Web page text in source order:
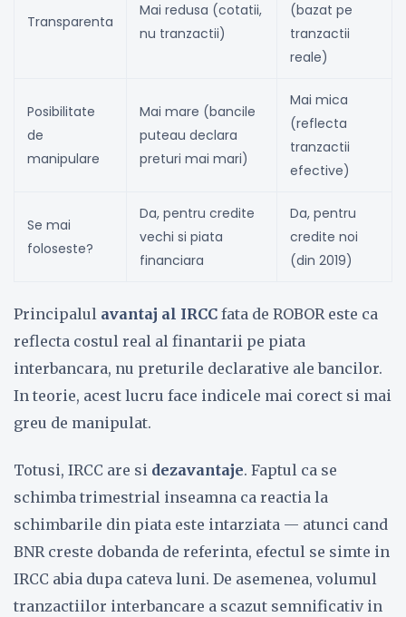
Transparenta
Mai redusa (cotatii,
nu tranzactii)
(bazat pe
tranzactii
reale)
Posibilitate
de
manipulare
Mai mare (bancile
puteau declara
preturi mai mari)
Mai mica
(reflecta
tranzactii
efective)
Se mai
foloseste?
Da, pentru credite
vechi si piata
financiara
Da, pentru
credite noi
(din 2019)
Principalul avantaj al IRCC fata de ROBOR este ca
reflecta costul real al finantarii pe piata
interbancara, nu preturile declarative ale bancilor.
In teorie, acest lucru face indicele mai corect si mai
greu de manipulat.
Totusi, IRCC are si dezavantaje. Faptul ca se
schimba trimestrial inseamna ca reactia la
schimbarile din piata este intarziata — atunci cand
BNR creste dobanda de referinta, efectul se simte in
IRCC abia dupa cateva luni. De asemenea, volumul
tranzactiilor interbancare a scazut semnificativ in